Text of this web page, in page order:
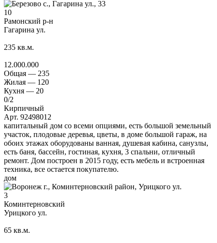
10
Рамонский р-н
Гагарина ул.
235 кв.м.
12.000.000
Общая — 235
Жилая — 120
Кухня — 20
0/2
Кирпичный
Арт. 92498012
капитальный дом со всеми опциями, есть большой земельный
участок, плодовые деревья, цветы, в доме большой гараж, на
обоих этажах оборудованы ванная, душевая кабина, санузлы,
есть баня, бассейн, гостиная, кухня, 3 спальни, отличный
ремонт. Дом построен в 2015 году, есть мебель и встроенная
техника, все остается покупателю.
дом
3
Коминтерновский
Урицкого ул.
65 кв.м.